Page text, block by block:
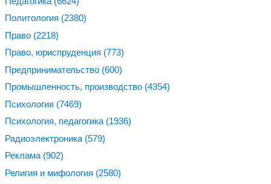
Политология (2380)
Право (2218)
Право, юриспруденция (773)
Предпринимательство (600)
Промышленность, производство (4354)
Психология (7469)
Психология, педагогика (1936)
Радиоэлектроника (579)
Реклама (902)
Религия и мифология (2580)